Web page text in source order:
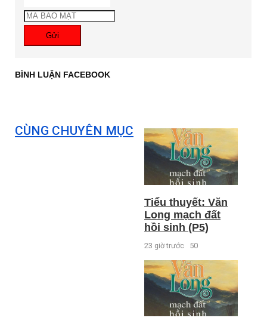
Gửi
BÌNH LUẬN FACEBOOK
CÙNG CHUYÊN MỤC
Tiểu thuyết: Văn
Long mạch đất
hồi sinh (P5)
23 giờ trước 50